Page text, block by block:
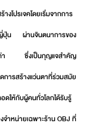
งโปรเจคโดยเริ่มจากการ
ปุ่น ผ่านจินตนาการของ
เก่า ซึ่งเป็นกุญแจสำคัญ
ารสร้างแว่นตาที่ร่วมสมัย
ให้กับผู้คนทั่วโลกได้รับรู้
จำหน่ายเฉพาะร้าน OBJ ที่